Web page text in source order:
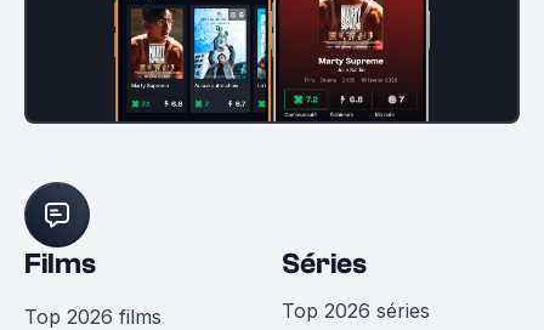
Films
Top 2026 films
Séries
Top 2026 séries